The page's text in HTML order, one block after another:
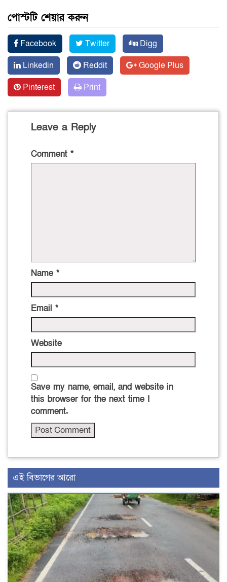
পোস্টটি শেয়ার করুন
Facebook Twitter
Digg
Linkedin
Reddit
Google Plus
Pinterest
Print
Leave a Reply
Comment *
Name *
Email *
Website
Save my name, email, and website in
this browser for the next time I
comment.
এই বিভাগের আরো